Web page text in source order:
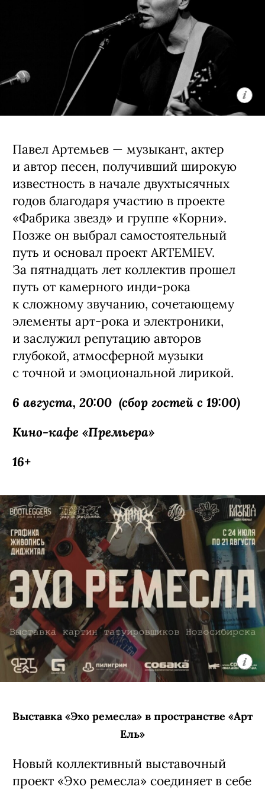
Музыкальный проект Павла Артемьева в
«Премьере»
Группа ARTEMIEV под руководством
Павла представляет новый мини-
альбом «Нокаут» — самый
электронный и многослойный релиз
в своей 15-летней истории. Слушателей
ждет кинематографичная программа,
где фирменная живая
инструментальная основа соединяется
с новыми звуковыми экспериментами.
Павел Артемьев — музыкант, актер
и автор песен, получивший широкую
известность в начале двухтысячных
годов благодаря участию в проекте
«Фабрика звезд» и группе «Корни».
Позже он выбрал самостоятельный
путь и основал проект ARTEMIEV.
За пятнадцать лет коллектив прошел
путь от камерного инди-рока
к сложному звучанию, сочетающему
и заслужил репутацию авторов
глубокой, атмосферной музыки
6 августа, 20:00 (сбор гостей с 19:00)